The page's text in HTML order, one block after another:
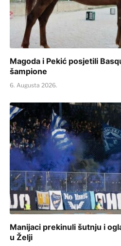
Magoda i Pekić posjetili
šampione
6. Augusta 2026.
Manijaci prekinuli šutnju i
u Želji